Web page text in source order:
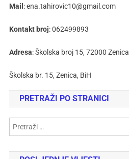
Mail : ena.tahirovic10@gmail.com
Kontakt broj: 062499893
Adresa: Školska broj 15, 72000 Zenica
Školska br. 15, Zenica, BiH
PRETRAŽI PO STRANICI